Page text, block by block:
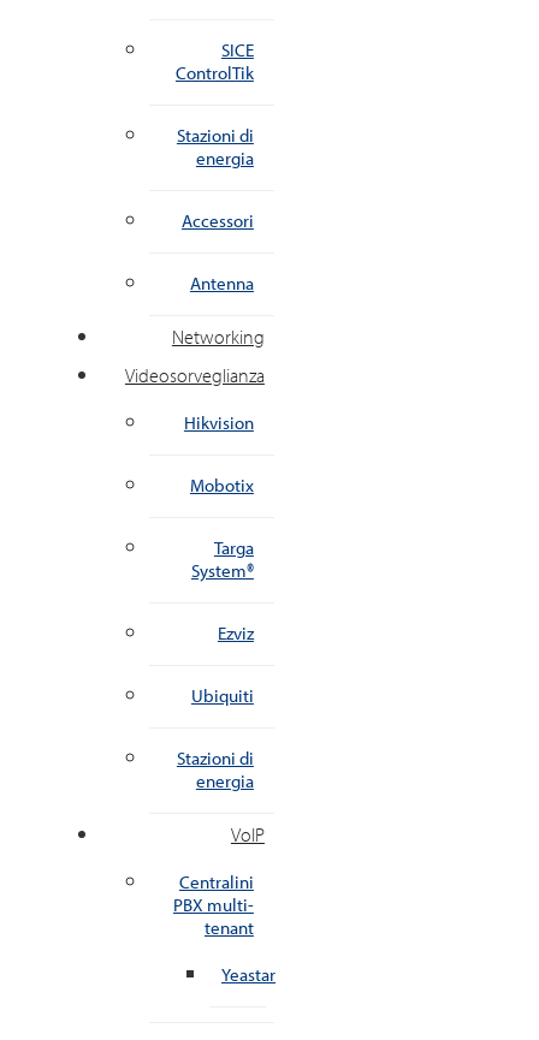
SICE
ControlTik
Stazioni di
energia
Accessori
Antenna
Networking
Videosorveglianza
Hikvision
Mobotix
Targa
System®
Ezviz
Ubiquiti
Stazioni di
energia
VoIP
Centralini
PBX multi-
tenant
Yeastar